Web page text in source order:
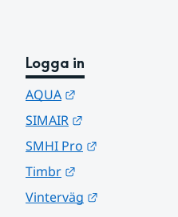
Logga in
AQUA
SIMAIR
SMHI Pro
Timbr
Vinterväg